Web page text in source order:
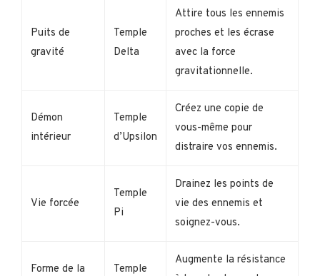
Puits de
gravité
Temple
Delta
Attire tous les ennemis
proches et les écrase
avec la force
gravitationnelle.
Démon
intérieur
Temple
d’Upsilon
Créez une copie de
vous-même pour
distraire vos ennemis.
Vie forcée
Temple
Pi
Drainez les points de
vie des ennemis et
soignez-vous.
Forme de la
Temple
Augmente la résistance